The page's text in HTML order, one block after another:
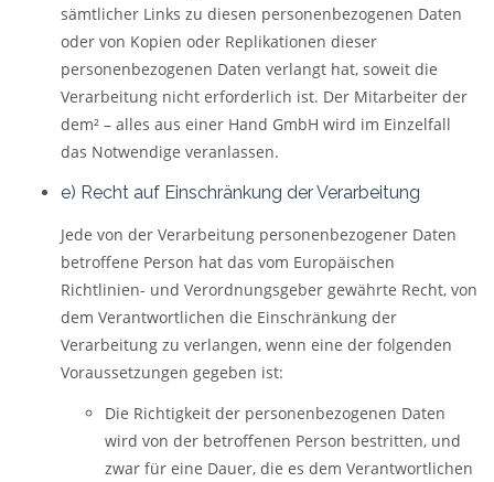
sämtlicher Links zu diesen personenbezogenen Daten
oder von Kopien oder Replikationen dieser
personenbezogenen Daten verlangt hat, soweit die
Verarbeitung nicht erforderlich ist. Der Mitarbeiter der
dem² – alles aus einer Hand GmbH wird im Einzelfall
das Notwendige veranlassen.
e) Recht auf Einschränkung der Verarbeitung
Jede von der Verarbeitung personenbezogener Daten
betroffene Person hat das vom Europäischen
Richtlinien- und Verordnungsgeber gewährte Recht, von
dem Verantwortlichen die Einschränkung der
Verarbeitung zu verlangen, wenn eine der folgenden
Voraussetzungen gegeben ist:
Die Richtigkeit der personenbezogenen Daten
wird von der betroffenen Person bestritten, und
zwar für eine Dauer, die es dem Verantwortlichen